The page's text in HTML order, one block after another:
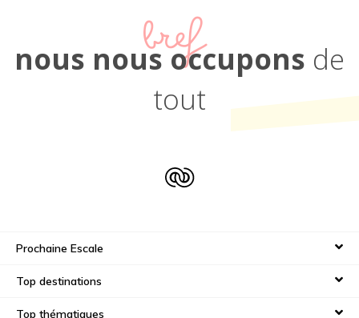
nous nous occupons de
tout
bref
Prochaine Escale
Top destinations
Top thématiques